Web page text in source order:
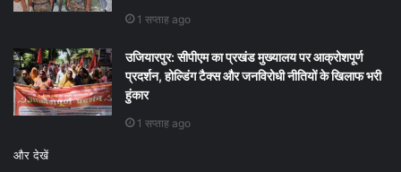
1 सप्ताह ago
उजियारपुर: सीपीएम का प्रखंड मुख्यालय पर आक्रोशपूर्ण
प्रदर्शन, होल्डिंग टैक्स और जनविरोधी नीतियों के खिलाफ भरी
हुंकार
1 सप्ताह ago
और देखें